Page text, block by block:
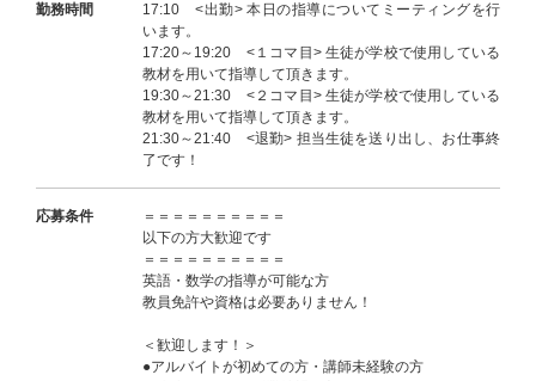
勤務時間
17:10 <出勤> 本日の指導についてミーティングを行
います。
17:20～19:20 <１コマ目> 生徒が学校で使用している
教材を用いて指導して頂きます。
19:30～21:30 <２コマ目> 生徒が学校で使用している
教材を用いて指導して頂きます。
21:30～21:40 <退勤> 担当生徒を送り出し、お仕事終
了です！
応募条件
＝＝＝＝＝＝＝＝＝＝
以下の方大歓迎です
＝＝＝＝＝＝＝＝＝＝
英語・数学の指導が可能な方
教員免許や資格は必要ありません！
＜歓迎します！＞
●アルバイトが初めての方・講師未経験の方